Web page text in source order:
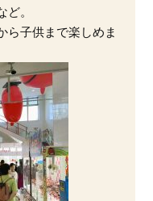
。
ら子供まで楽しめま